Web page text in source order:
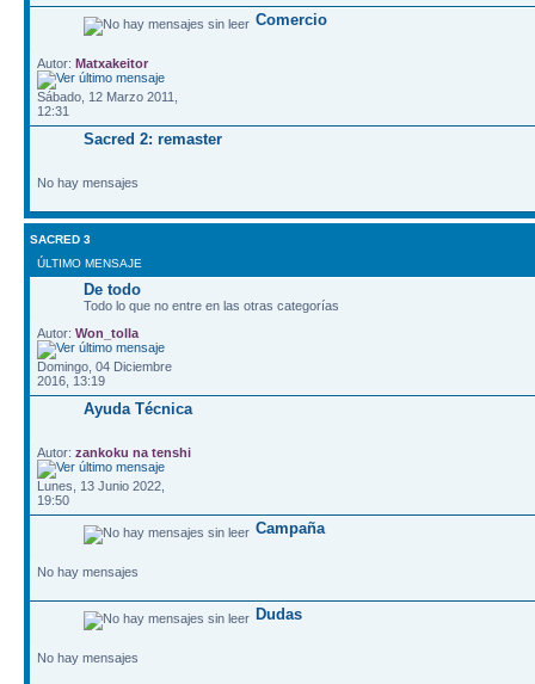
Comercio
Autor: Matxakeitor
Sábado, 12 Marzo 2011,
12:31
Sacred 2: remaster
No hay mensajes
SACRED 3
ÚLTIMO MENSAJE
De todo
Todo lo que no entre en las otras categorías
Autor: Won_tolla
Domingo, 04 Diciembre
2016, 13:19
Ayuda Técnica
Autor: zankoku na tenshi
Lunes, 13 Junio 2022,
19:50
Campaña
No hay mensajes
Dudas
No hay mensajes